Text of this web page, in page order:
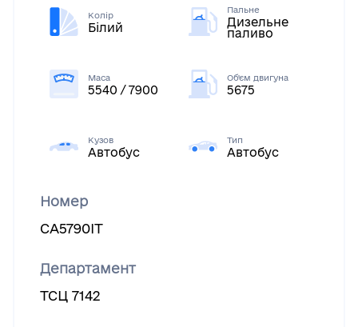
Колір
Білий
Пальне
Дизельне
паливо
Маса
5540 / 7900
Об'єм двигуна
5675
Кузов
Автобус
Тип
Автобус
Номер
СА5790ІТ
Департамент
ТСЦ 7142